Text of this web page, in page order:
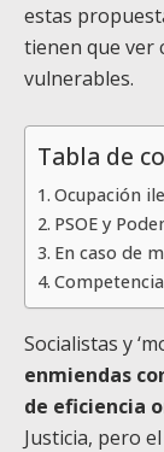
estas
tienen que ver
vulnerables.
Tabla de
Ocupación
PSOE y
En caso de
Socialistas y
enmiendas
de eficiencia
Justicia, pero